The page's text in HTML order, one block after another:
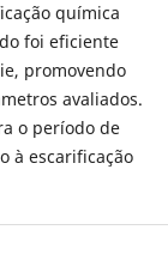
química
foi eficiente
promovendo
avaliados.
o período de
à escarificação